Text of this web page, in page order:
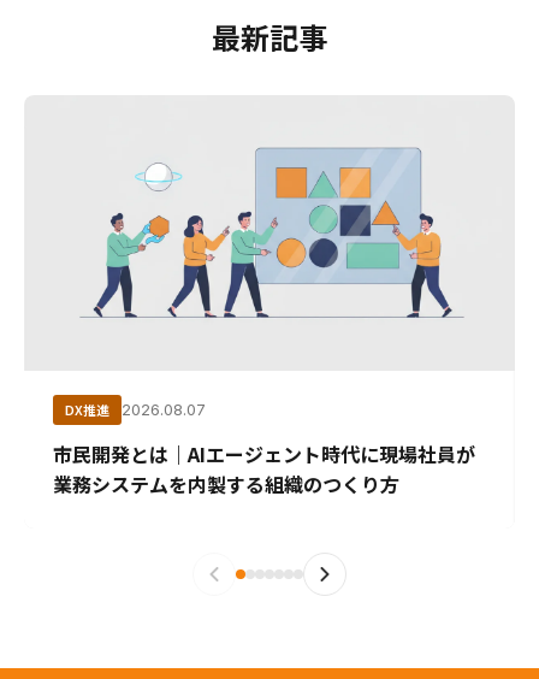
最新記事
DX推進 2026.08.07
市民開発とは｜AIエージェント時代に現場社員が
業務システムを内製する組織のつくり方